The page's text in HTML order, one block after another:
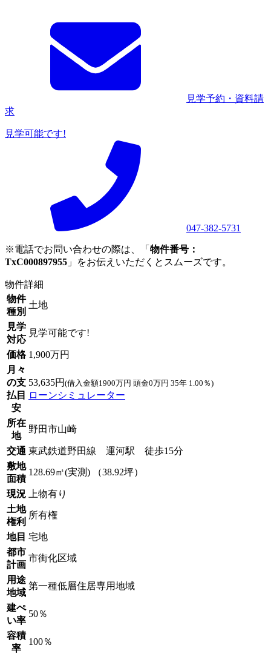
見学予約・資料請
求
見学可能です!
047-382-5731
※電話でお問い合わせの際は、「 物件番号：
TxC000897955 」をお伝えいただくとスムーズです。
物件詳細
物件
種別
土地
見学
対応
見学可能です!
価格 1,900万円
月々
の支
払目
安
53,635円 (借入金額1900万円 頭金0万円 35年 1.00％)
ローンシミュレーター
所在
地
野田市山崎
交通 東武鉄道野田線 運河駅 徒歩15分
敷地
面積
128.69㎡(実測) （38.92坪）
現況
上物有り
土地
権利
所有権
地目 宅地
都市
計画
市街化区域
用途
地域
第一種低層住居専用地域
建ぺ
い率
50％
容積
率
100％